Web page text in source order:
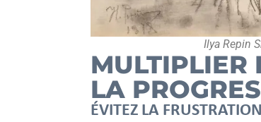
Ilya Repin
MULTIPLIER
LA
ÉVITEZ LA